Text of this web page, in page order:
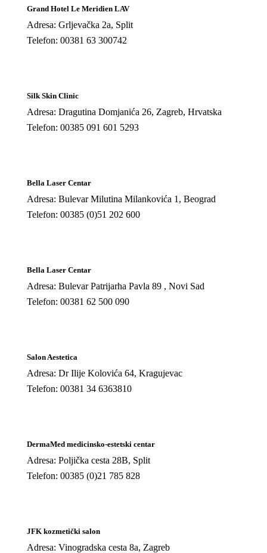
Grand Hotel Le Meridien LAV
Adresa: Grljevačka 2a, Split
Telefon: 00381 63 300742
Silk Skin Clinic
Adresa: Dragutina Domjanića 26, Zagreb, Hrvatska
Telefon: 00385 091 601 5293
Bella Laser Centar
Adresa: Bulevar Milutina Milankovića 1, Beograd
Telefon: 00385 (0)51 202 600
Bella Laser Centar
Adresa: Bulevar Patrijarha Pavla 89 , Novi Sad
Telefon: 00381 62 500 090
Salon Aestetica
Adresa: Dr Ilije Kolovića 64, Kragujevac
Telefon: 00381 34 6363810
DermaMed medicinsko-estetski centar
Adresa: Poljička cesta 28B, Split
Telefon: 00385 (0)21 785 828
JFK kozmetički salon
Adresa: Vinogradska cesta 8a, Zagreb